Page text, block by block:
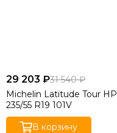
29 203 ₽31 540 ₽
Michelin Latitude Tour HP
235/55 R19 101V
В корзину